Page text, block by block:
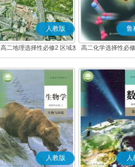
人教版
高二地理选择性必修2 区域发
展
鲁
高二化学选择性必
应原理
人教版 人